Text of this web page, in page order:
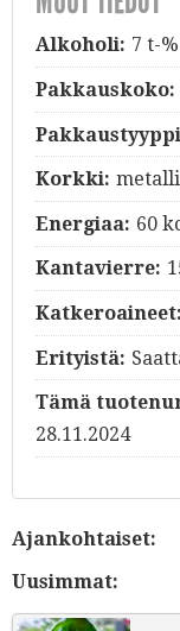
Alkoholi: 7 t-%
Pakkauskoko:
Korkki:
Energiaa: 60
Kantavierre:
Katkeroaineet:
Erityistä:
Tämä
28.11.2024
Ajankohtaiset:
Uusimmat: